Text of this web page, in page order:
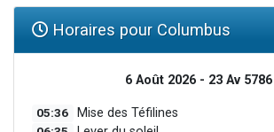
Horaires pour Columbus
6 Août 2026 - 23 Av 5786
05:36 Mise des Téfilines